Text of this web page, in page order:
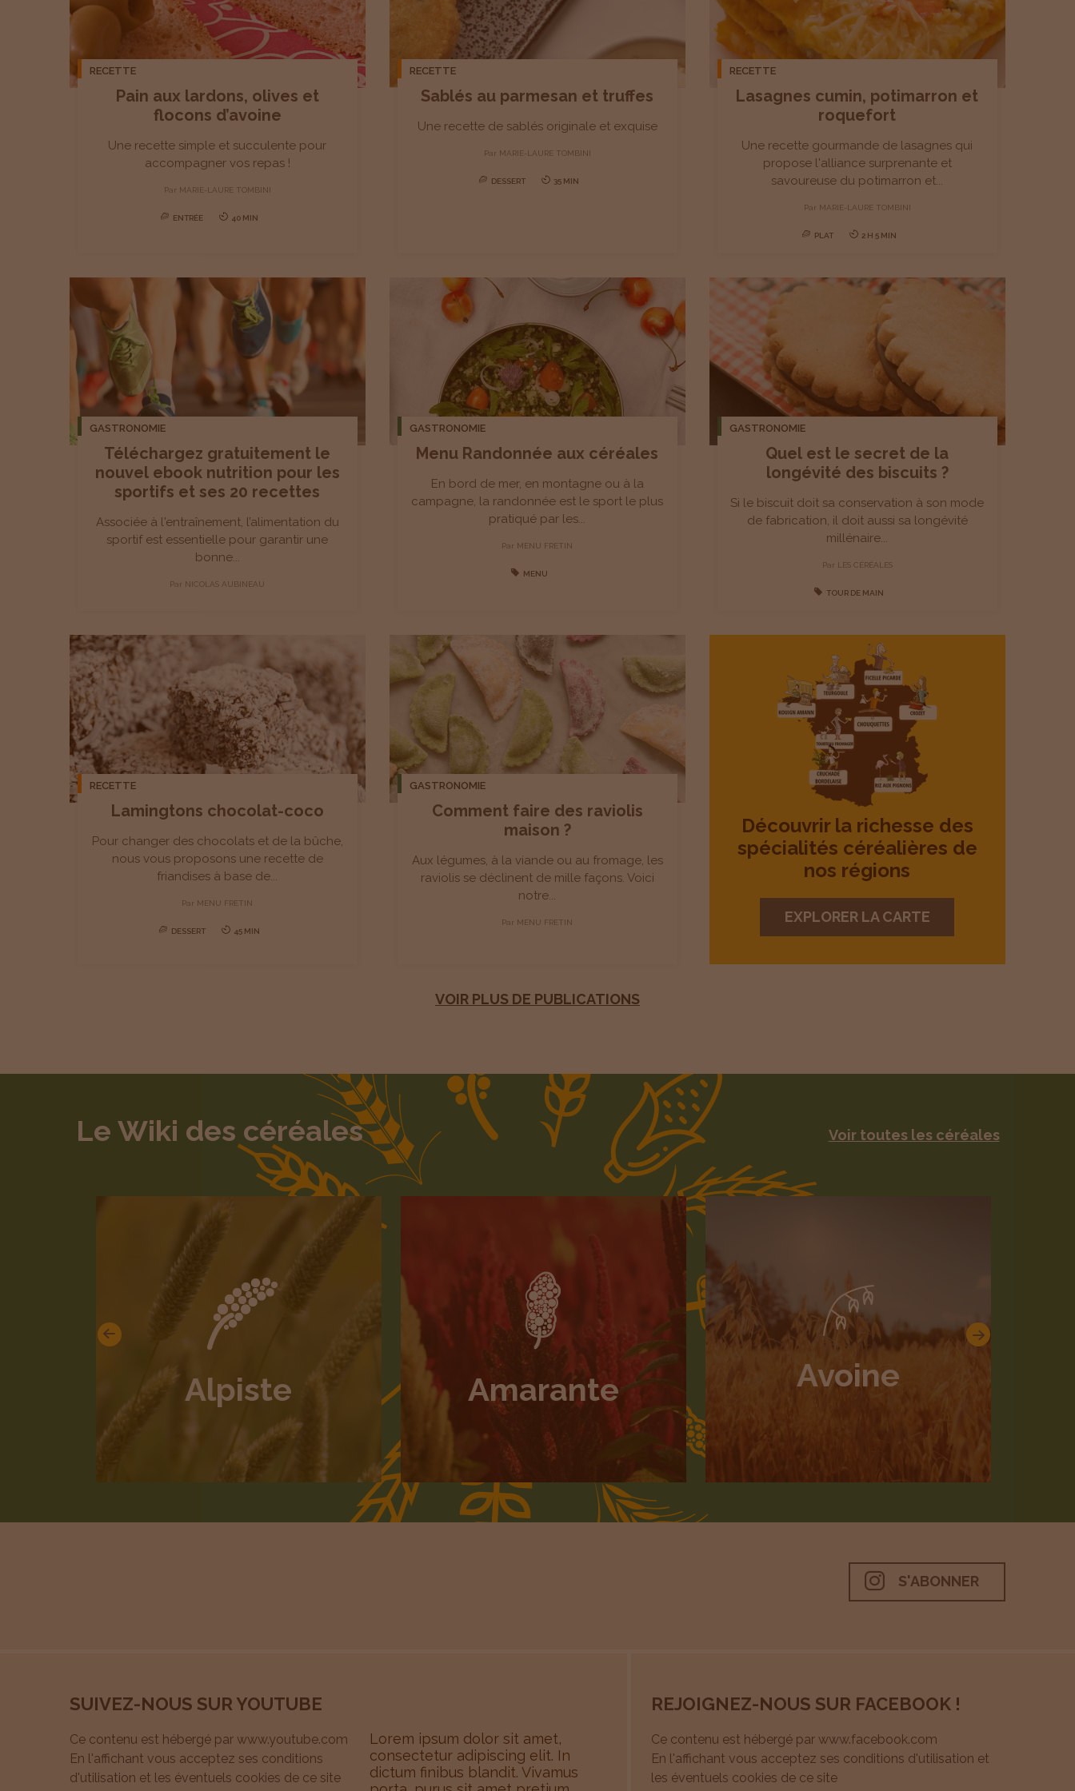
n
d
o
)
i
n
d
w
d
o
RECETTE
Pain aux lardons, olives et
flocons d’avoine
Une recette simple et succulente pour
accompagner vos repas !
Par MARIE-LAURE TOMBINI
ENTRÉE 40 MIN
RECETTE
Sablés au parmesan et truffes
Une recette de sablés originale et exquise
Par MARIE-LAURE TOMBINI
DESSERT 35 MIN
RECETTE
Lasagnes cumin, potimarron et
roquefort
Une recette gourmande de lasagnes qui
propose l'alliance surprenante et
savoureuse du potimarron et...
Par MARIE-LAURE TOMBINI
PLAT 2 H 5 MIN
GASTRONOMIE
Téléchargez gratuitement le
nouvel ebook nutrition pour les
sportifs et ses 20 recettes
Associée à l'entraînement, l’alimentation du
sportif est essentielle pour garantir une
bonne...
Par NICOLAS AUBINEAU
GASTRONOMIE
Menu Randonnée aux céréales
En bord de mer, en montagne ou à la
campagne, la randonnée est le sport le plus
pratiqué par les...
Par MENU FRETIN
MENU
GASTRONOMIE
Quel est le secret de la
longévité des biscuits ?
Si le biscuit doit sa conservation à son mode
de fabrication, il doit aussi sa longévité
millénaire...
Par LES CÉRÉALES
TOUR DE MAIN
RECETTE
Lamingtons chocolat-coco
Pour changer des chocolats et de la bûche,
nous vous proposons une recette de
friandises à base de...
Par MENU FRETIN
DESSERT 45 MIN
GASTRONOMIE
Comment faire des raviolis
maison ?
Aux légumes, à la viande ou au fromage, les
raviolis se déclinent de mille façons. Voici
notre...
Par MENU FRETIN
Découvrir la richesse des
spécialités céréalières de
nos régions
EXPLORER LA CARTE
VOIR PLUS DE PUBLICATIONS
Le Wiki des céréales Voir toutes les céréales
Alpiste Amarante Avoine
S'ABONNER
SUIVEZ-NOUS SUR YOUTUBE
Ce contenu est hébergé par www.youtube.com
En l'affichant vous acceptez ses conditions
d'utilisation et les éventuels cookies de ce site
Lorem ipsum dolor sit amet,
consectetur adipiscing elit. In
dictum finibus blandit. Vivamus
REJOIGNEZ-NOUS SUR FACEBOOK !
Ce contenu est hébergé par www.facebook.com
En l'affichant vous acceptez ses conditions d'utilisation et
les éventuels cookies de ce site